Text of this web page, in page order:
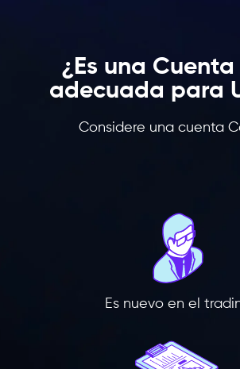
¿Es una
adecuada para
Considere una cuenta
Es nuevo en el